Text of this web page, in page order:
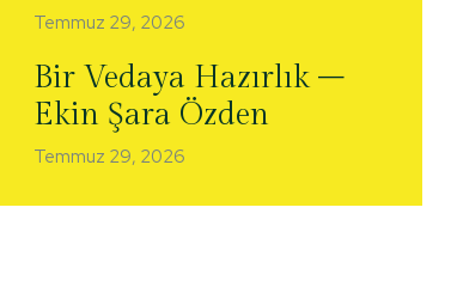
Temmuz 29, 2026
Bir Vedaya Hazırlık –
Ekin Şara Özden
Temmuz 29, 2026